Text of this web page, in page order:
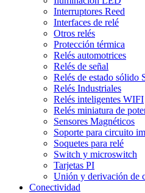
Interruptores Reed
Interfaces de relé
Otros relés
Protección térmica
Relés automotrices
Relés de señal
Relés de estado sólido
Relés Industriales
Relés inteligentes WIFI
Relés miniatura de
Sensores Magnéticos
Soporte para circuito
Soquetes para relé
Switch y microswitch
Tarjetas PI
Unión y derivación de
Conectividad